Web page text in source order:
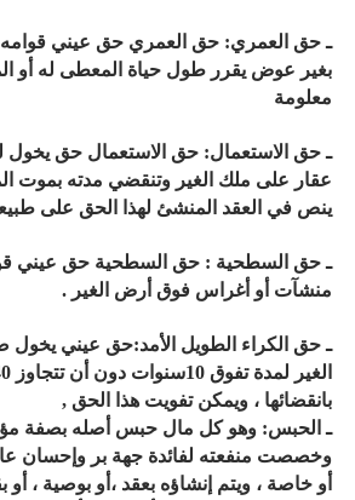
ـ حق العمري: حق العمري حق عيني قوامه
بغير عوض يقرر طول حياة المعطى له أو
معلومة
ـ حق الاستعمال: حق الاستعمال حق يخول
عقار على ملك الغير وتنقضي مدته بموت
ينص في العقد المنشئ لهذا الحق على
ـ حق السطحية : حق السطحية حق عيني
منشآت أو أغراس فوق أرض الغير .
ـ حق الكراء الطويل الأمد:حق عيني يخول
بانقضائها ، ويمكن تفويت هذا الحق ,
ـ الحبس: وهو كل مال حبس أصله بصفة
وخصصت منفعته لفائدة جهة بر وإحسان
أو خاصة ، ويتم إنشاؤه بعقد ،أو بوصية ، أو